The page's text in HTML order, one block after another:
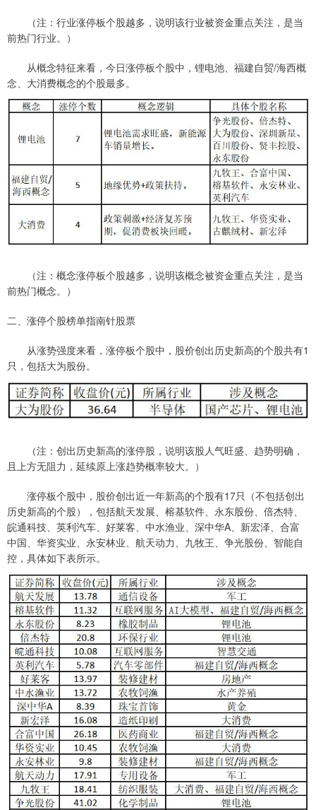
（注：行业涨停板个股越多，说明该行业被资金重点关注，是当
前热门行业。）
从概念特征来看，今日涨停板个股中，锂电池、福建自贸/海西概
念、大消费概念的个股最多。
（注：概念涨停板个股越多，说明该概念被资金重点关注，是当
前热门概念。）
二、涨停个股榜单指南针股票
从涨势强度来看，涨停板个股中，股价创出历史新高的个股共有1
只，包括大为股份。
（注：创出历史新高的涨停股，说明该股人气旺盛、趋势明确，
且上方无阻力，延续原上涨趋势概率较大。）
涨停板个股中，股价创出近一年新高的个股有17只（不包括创出
历史新高的个股），包括航天发展、榕基软件、永东股份、倍杰特、
皖通科技、英利汽车、好莱客、中水渔业、深中华A、新宏泽、合富
中国、华资实业、永安林业、航天动力、九牧王、争光股份、智能自
控，具体如下表所示。